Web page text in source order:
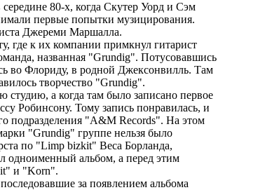
середине 80-х, когда Скутер Уорд и Сэм
первые попытки музицирования.
Джереми Маршалла.
где к их компании примкнул гитарист
названная "Grundig". Потусовавшись
во Флориду, в родной Джексонвилль. Там
творчество "Grundig".
а когда там было записано первое
Робинсону. Тому запись понравилась, и
подразделения "A&M Records". На этом
"Grundig" группе нельзя было
по "Limp bizkit" Веса Борланда,
одноименный альбом, а перед этим
и "Korn".
за появлением альбома